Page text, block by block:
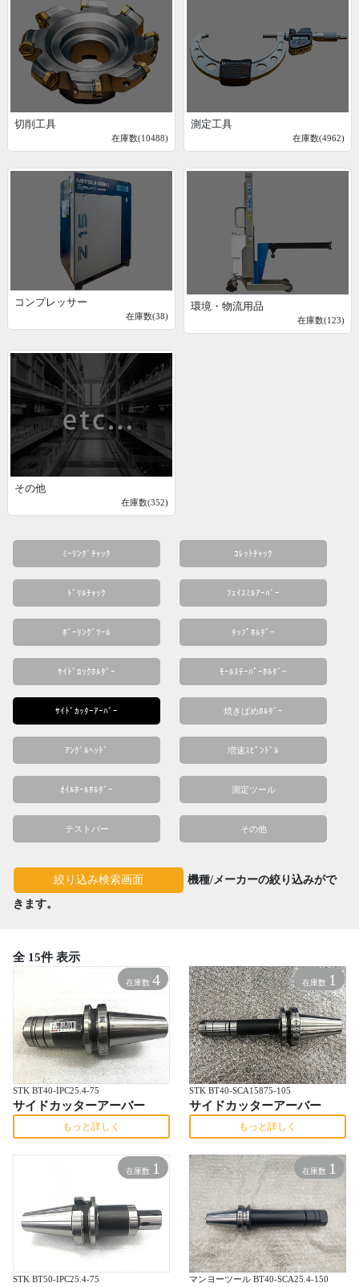
切削工具
在庫数(10488)
測定工具
在庫数(4962)
コンプレッサー
在庫数(38)
環境・物流用品
在庫数(123)
その他
在庫数(352)
ﾐｰﾘﾝｸﾞﾁｬｯｸ ｺﾚｯﾄﾁｬｯｸ
ﾄﾞﾘﾙﾁｬｯｸ ﾌｪｲｽﾐﾙｱｰﾊﾞｰ
ﾎﾞｰﾘﾝｸﾞﾂｰﾙ ﾀｯﾌﾟﾎﾙﾀﾞｰ
ｻｲﾄﾞﾛｯｸﾎﾙﾀﾞｰ ﾓｰﾙｽﾃｰﾊﾟｰﾎﾙﾀﾞｰ
ｻｲﾄﾞｶｯﾀｰｱｰﾊﾞｰ 焼きばめﾎﾙﾀﾞｰ
ｱﾝｸﾞﾙﾍｯﾄﾞ 増速ｽﾋﾟﾝﾄﾞﾙ
ｵｲﾙﾎｰﾙﾎﾙﾀﾞｰ 測定ツール
テストバー その他
絞り込み検索画面 機種/メーカーの絞り込みがで
きます。
全 15件 表示
在庫数 4
STK BT40-IPC25.4-75
サイドカッターアーバー
もっと詳しく
在庫数 1
STK BT40-SCA15875-105
サイドカッターアーバー
もっと詳しく
在庫数 1
STK BT50-IPC25.4-75
在庫数 1
マンヨーツール BT40-SCA25.4-150